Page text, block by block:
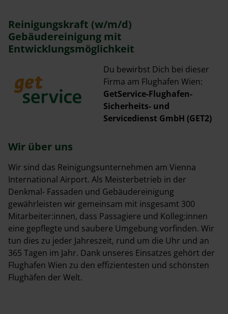
Reinigungskraft (w/m/d)
Gebäudereinigung mit
Entwicklungsmöglichkeit
Du bewirbst Dich bei dieser
Firma am Flughafen Wien:
GetService-Flughafen-
Sicherheits- und
Servicedienst GmbH (GET2)
Wir über uns
Wir sind das Reinigungsunternehmen am Vienna
International Airport. Als Meisterbetrieb in der
Denkmal- Fassaden und Gebäudereinigung
gewährleisten wir gemeinsam mit insgesamt 300
Mitarbeiter:innen, dass Passagiere und Kolleg:innen
eine gepflegte und saubere Umgebung vorfinden. Wir
tun dies zu jeder Jahreszeit, rund um die Uhr und an
365 Tagen im Jahr. Dank unseres Einsatzes gehört der
Flughafen Wien zu den effizientesten und schönsten
Flughäfen der Welt.